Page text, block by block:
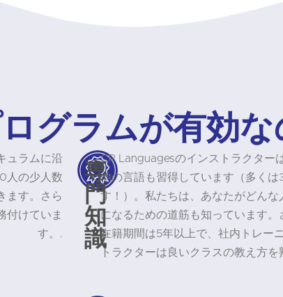
グラムが有効な
ュラムに沿
人の少人数
ます。さら
付けていま
す。.
専
門
知
識
CR Languagesのインストラクター
他の言語も習得しています（多くは
す！）。私たちは、あなたがどん
になるための道筋も知っています
在籍期間は5年以上で、社内トレー
トラクターは良いクラスの教え方